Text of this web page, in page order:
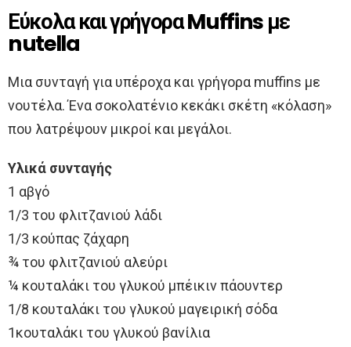
Εύκολα και γρήγορα Muffins με
nutella
Μια συνταγή για υπέροχα και γρήγορα muffins με
νουτέλα. Ένα σοκολατένιο κεκάκι σκέτη «κόλαση»
που λατρέψουν μικροί και μεγάλοι.
Υλικά συνταγής
1 αβγό
1/3 του φλιτζανιού λάδι
1/3 κούπας ζάχαρη
¾ του φλιτζανιού αλεύρι
¼ κουταλάκι του γλυκού μπέικιν πάουντερ
1/8 κουταλάκι του γλυκού μαγειρική σόδα
1κουταλάκι του γλυκού βανίλια